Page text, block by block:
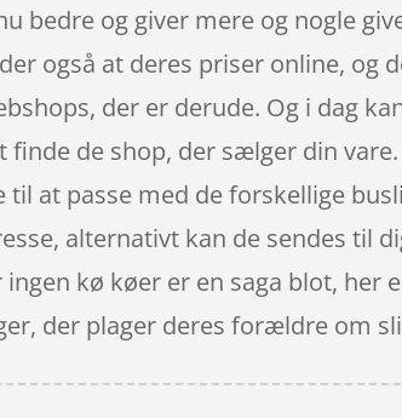
bedre og giver mere og nogle
også at deres priser online, og
der er derude. Og i dag
de shop, der sælger din
at passe med de forskellige
alternativt kan de sendes til
kø køer er en saga blot, her
der plager deres forældre om